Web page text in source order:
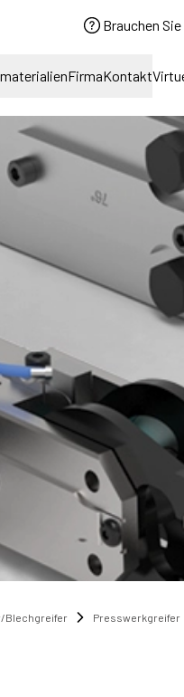
Brauchen
FirmaKontakt
Blechgreifer Presswerkgreifer